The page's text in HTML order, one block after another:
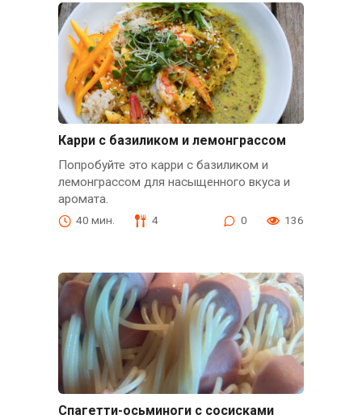
Карри с базиликом и лемонграссом
Попробуйте это карри с базиликом и
лемонграссом для насыщенного вкуса и
аромата.
40 мин. 4 0 136
Спагетти-осьминоги с сосисками